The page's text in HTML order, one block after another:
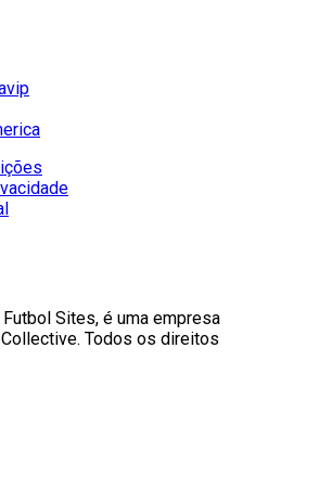
Sites, é uma empresa
Todos os direitos